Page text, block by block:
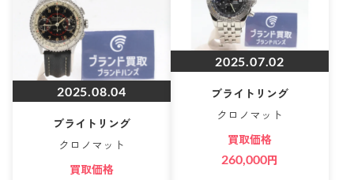
2025.08.04
ブライトリング
クロノマット
買取価格
2025.07.02
ブライトリング
クロノマット
買取価格
260,000円